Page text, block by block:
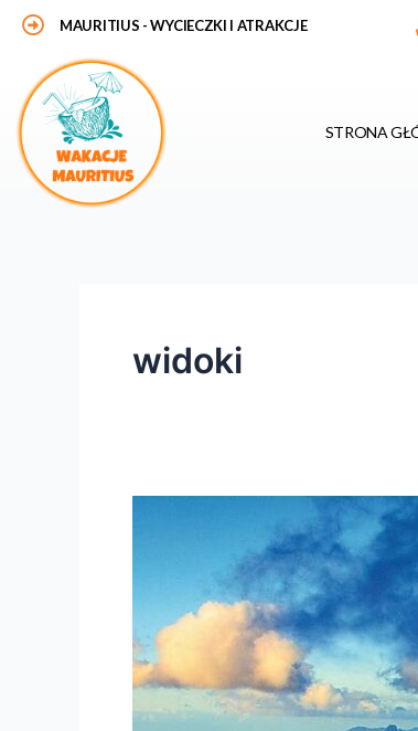
Skip
content
MAURITIUS - WYCIECZKI I ATRAKCJE
STRONA
widoki